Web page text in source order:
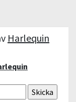
Harlequin